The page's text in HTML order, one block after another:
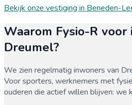
Bekijk onze vestiging in Beneden-
Waarom Fysio-R
Dreumel?
We zien regelmatig inwoners van
Voor sporters, werknemers met
ouderen die actief willen blijven: we